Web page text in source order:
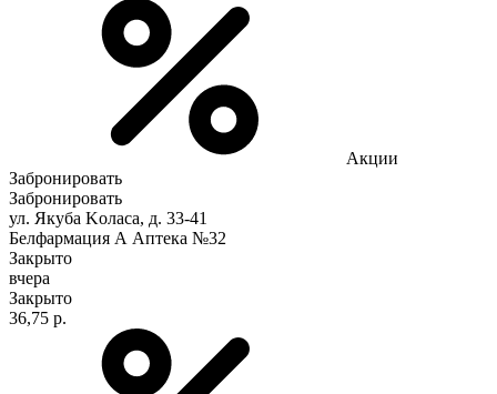
Акции
Забронировать
Забронировать
ул. Якуба Koлaca, д. 33-41
Белфармация А Аптека №32
Закрыто
вчера
Закрыто
36,75 р.